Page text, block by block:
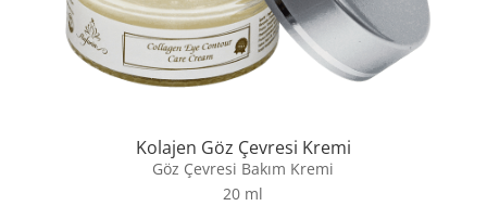
Kolajen Göz Çevresi Kremi
Göz Çevresi Bakım Kremi
20 ml